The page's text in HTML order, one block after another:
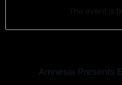
The event is
Amnesia Presents